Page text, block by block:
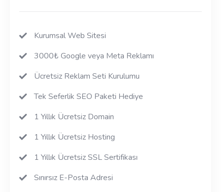
Kurumsal Web Sitesi
3000₺ Google veya Meta Reklamı
Ücretsiz Reklam Seti Kurulumu
Tek Seferlik SEO Paketi Hediye
1 Yıllık Ücretsiz Domain
1 Yıllık Ücretsiz Hosting
1 Yıllık Ücretsiz SSL Sertifikası
Sınırsız E-Posta Adresi